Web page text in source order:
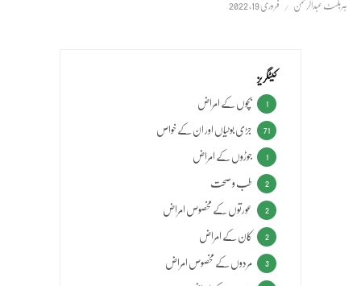
ہربلسٹ عبدالرحمٰن فروری 19, 2022
کیٹگریز
بچوں کے امراض 1
جڑی بوٹیاں اور ان کے خواص 71
جوڑوں کے امراض 1
طب و صحت 2
عورتوں کے مخصوص امراض 2
کان کے امراض 2
مردوں کے مخصوص امراض 3